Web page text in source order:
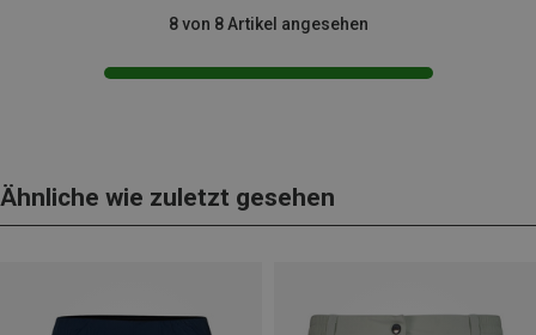
8 von 8 Artikel angesehen
Ähnliche wie zuletzt gesehen